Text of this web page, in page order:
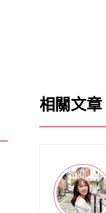
相關文章